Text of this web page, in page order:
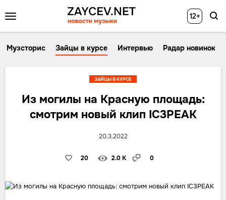
12+
Музсторис Зайцы в курсе Интервью Радар новинок
Из могилы на Красную площадь:
смотрим новый клип IC3PEAK
20.3.2022
20 2.0 K 0
ЗАЙЦЫ В КУРСЕ